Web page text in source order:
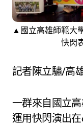
▲國立高雄師範大
快閃
記者陳立驌/高
一群來自國立
運用快閃演出